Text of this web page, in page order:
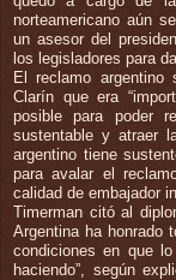
norteamericano aún
un asesor del
los legisladores para
El reclamo
Clarín que era
posible para poder
sustentable y atraer
argentino tiene
para avalar el
calidad de embajador
Timerman citó al
Argentina ha honrado
condiciones en que
haciendo”, según